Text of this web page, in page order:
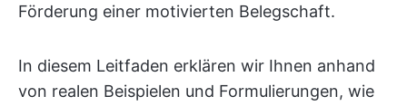
Förderung einer motivierten Belegschaft.
In diesem Leitfaden erklären wir Ihnen anhand
von realen Beispielen und Formulierungen, wie